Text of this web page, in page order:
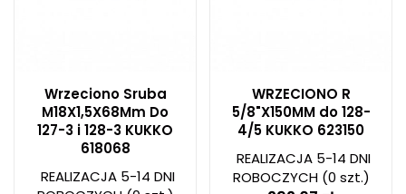
Wrzeciono Sruba
M18X1,5X68Mm Do
127-3 i 128-3 KUKKO
618068
REALIZACJA 5-14 DNI
WRZECIONO R
5/8"X150MM do 128-
4/5 KUKKO 623150
REALIZACJA 5-14 DNI
ROBOCZYCH(0 szt.)